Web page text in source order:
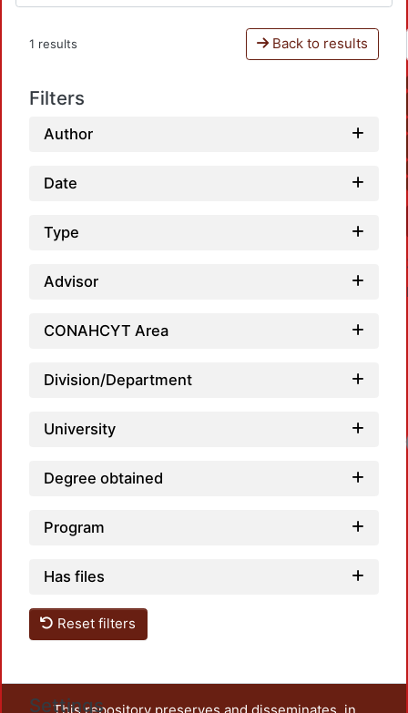
1 results Back to results
Filters
Author
Date
Type
Advisor
CONAHCYT Area
Division/Department
University
Degree obtained
Program
Has files
Reset filters
Settings